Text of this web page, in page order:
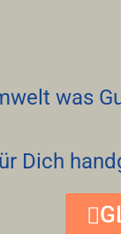
was
Dich